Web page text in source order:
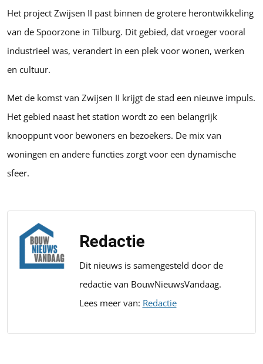
Het project Zwijsen II past binnen de grotere herontwikkeling
van de Spoorzone in Tilburg. Dit gebied, dat vroeger vooral
industrieel was, verandert in een plek voor wonen, werken
en cultuur.
Met de komst van Zwijsen II krijgt de stad een nieuwe impuls.
Het gebied naast het station wordt zo een belangrijk
knooppunt voor bewoners en bezoekers. De mix van
woningen en andere functies zorgt voor een dynamische
sfeer.
Redactie
Dit nieuws is samengesteld door de
redactie van BouwNieuwsVandaag.
Lees meer van: Redactie